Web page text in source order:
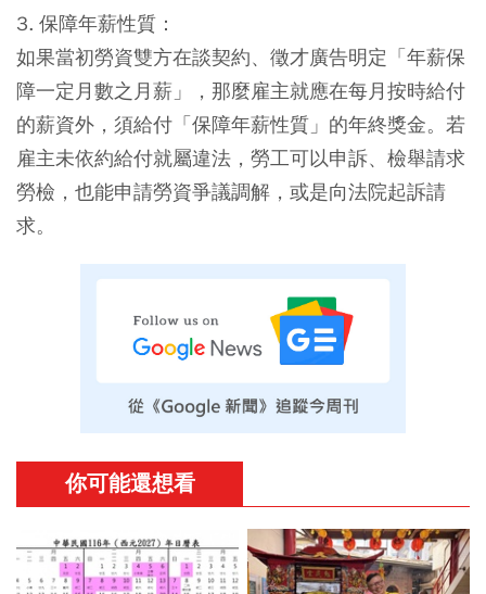
3. 保障年薪性質：
如果當初勞資雙方在談契約、徵才廣告明定「年薪保
障一定月數之月薪」，那麼雇主就應在每月按時給付
的薪資外，須給付「保障年薪性質」的年終獎金。若
雇主未依約給付就屬違法，勞工可以申訴、檢舉請求
勞檢，也能申請勞資爭議調解，或是向法院起訴請
求。